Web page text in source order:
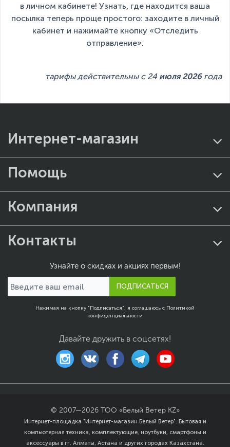
в личном кабинете! Узнать, где находится ваша
посылка теперь проще простого: заходите в личный
кабинет и нажимайте кнопку «Отследить
отправление».
тарифы действительны с 24июля 2026года
Интернет-магазин
Помощь
Компания
Контакты
Узнайте о скидках и акциях первым!
ПОДПИСАТЬСЯ
Нажимая на кнопку "Подписаться", я соглашаюсь с Политикой
конфиденциальности
Давайте дружить в соцсетях!
© 2007—2026
ТОО «Белый Ветер KZ»
Интернет-площадка "Интернет-магазин Белый Ветер". Бытовая и
компьютерная техника, комплектующие, ноутбуки, смартфоны и
аксессуары в гг. Алматы, Астана и других городах Казахстана.